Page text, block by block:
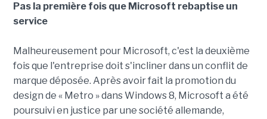
Pas la première fois que Microsoft rebaptise un
service
Malheureusement pour Microsoft, c'est la deuxième
fois que l'entreprise doit s'incliner dans un conflit de
marque déposée. Après avoir fait la promotion du
design de « Metro » dans Windows 8, Microsoft a été
poursuivi en justice par une société allemande,